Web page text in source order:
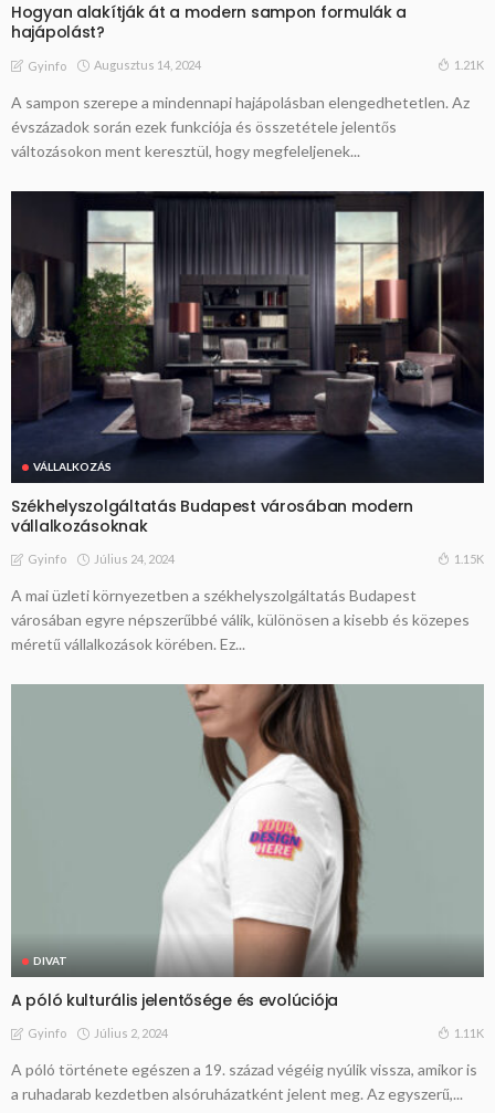
Hogyan alakítják át a modern sampon formulák a
hajápolást?
Gyinfo Augusztus 14, 2024 1.21K
A sampon szerepe a mindennapi hajápolásban elengedhetetlen. Az
évszázadok során ezek funkciója és összetétele jelentős
változásokon ment keresztül, hogy megfeleljenek...
VÁLLALKOZÁS
Székhelyszolgáltatás Budapest városában modern
vállalkozásoknak
Gyinfo Július 24, 2024 1.15K
A mai üzleti környezetben a székhelyszolgáltatás Budapest
városában egyre népszerűbbé válik, különösen a kisebb és közepes
méretű vállalkozások körében. Ez...
DIVAT
A póló kulturális jelentősége és evolúciója
Gyinfo Július 2, 2024 1.11K
A póló története egészen a 19. század végéig nyúlik vissza, amikor is
a ruhadarab kezdetben alsóruházatként jelent meg. Az egyszerű,...